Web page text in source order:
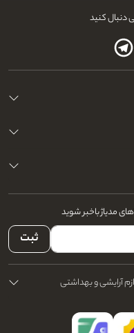
دنبال کنید
مدیاژ باخبر شوید
ثبت
آرایشی و بهداشتی